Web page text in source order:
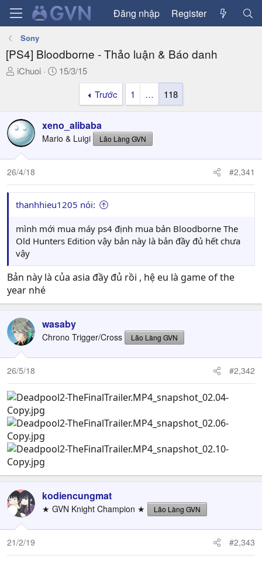
Đăng nhập Register
Sony
[PS4] Bloodborne - Thảo luận & Báo danh
T
a
d
s
t
a
t
e
iChuoi
N
ử
i
15/3/15
Trước
1 … 118
xeno_alibaba
Mario & Luigi Lão Làng GVN
26/4/18 #2,341
thanhhieu1205 nói:
mình mới mua máy ps4 định mua bản Bloodborne The
Old Hunters Edition vậy bản này là bản đầy đủ hết chưa
vậy
Bản này là của asia đầy đủ rồi , hệ eu là game of the
year nhé
wasaby
Chrono Trigger/Cross Lão Làng GVN
26/5/18 #2,342
kodiencungmat
★ GVN Knight Champion ★ Lão Làng GVN
21/2/19 #2,343